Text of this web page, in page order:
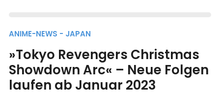
ANIME-NEWS - JAPAN
»Tokyo Revengers Christmas
Showdown Arc« – Neue Folgen
laufen ab Januar 2023